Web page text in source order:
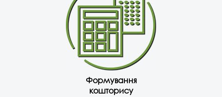
Формування
кошторису